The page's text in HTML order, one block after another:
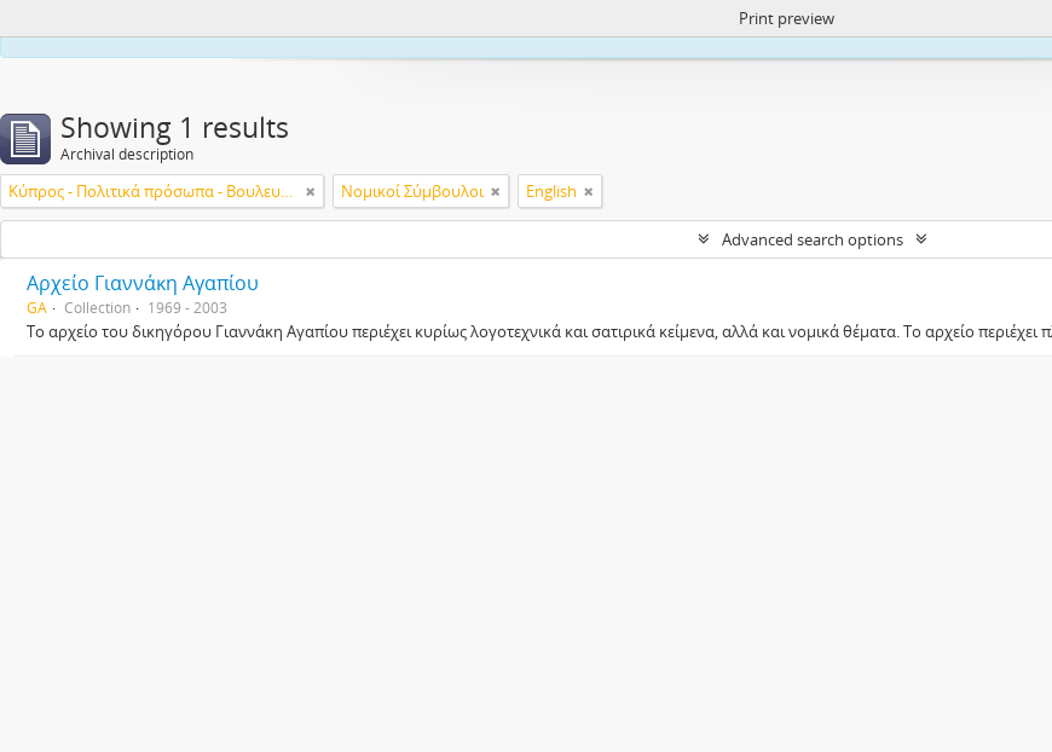
This website uses cookies to enhance your ability to browse and load content.
Print preview
Showing 1 results
Archival description
Κύπρος - Πολιτικά πρόσωπα - Βουλευτές Νομικοί Σύμβουλοι English
Advanced search options
Αρχείο Γιαννάκη Αγαπίου
GA Collection 1969 - 2003
Το αρχείο του δικηγόρου Γιαννάκη Αγαπίου περιέχει κυρίως λογοτεχνικά και σατιρικά κείμενα, αλλά και νομικά θέματα. Το αρχείο